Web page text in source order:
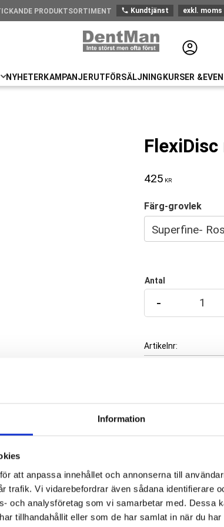
Information
att anpassa innehållet och annonserna till
trafik. Vi vidarebefordrar även sådana identifierare
och analysföretag som vi samarbetar med. Dessa
tillhandahållit eller som de har samlat in när du
PRODUKTSORTIMENT phone Kundtjänst exkl. moms
NYHETER KAMPANJERUTFÖRSÄLJNING KURSER
425 KR
Färg-grovlek
Antal
-
Artikelnr
för att komma åt
Använd alla fyra
Enamelize polerpasta.